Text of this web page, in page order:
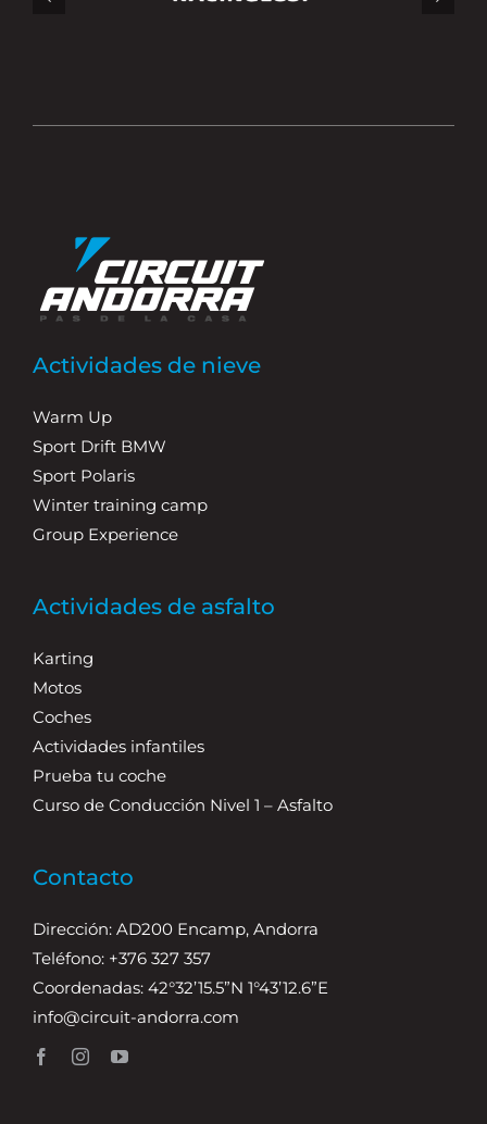
Actividades de nieve
Warm Up
Sport Drift BMW
Sport Polaris
Winter training camp
Group Experience
Actividades de asfalto
Karting
Motos
Coches
Actividades infantiles
Prueba tu coche
Curso de Conducción Nivel 1 – Asfalto
Contacto
Dirección: AD200 Encamp, Andorra
Teléfono: +376 327 357
Coordenadas: 42°32’15.5”N 1°43’12.6”E
info@circuit-andorra.com